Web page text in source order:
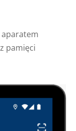
aparatem
pamięci